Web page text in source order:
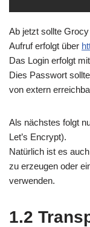
Ab jetzt sollte
Aufruf erfolgt über
Das Login erfolgt
Dies Passwort
von extern
Als nächstes folgt
Let’s Encrypt).
Natürlich ist es
zu erzeugen oder
verwenden.
1.2